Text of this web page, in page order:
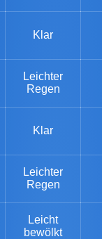
Klar
Leichter
Regen
Klar
Leichter
Regen
Leicht
bewölkt